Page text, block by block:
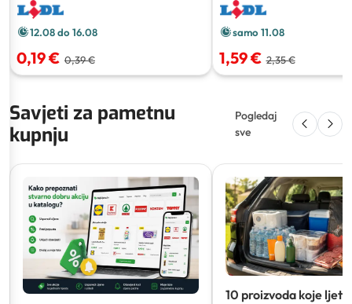
12.08 do 16.08
0,19 € 0,39 €
samo 11.08
1,59 € 2,35 €
Savjeti za pametnu
kupnju
Pogledaj
sve
10 proizvoda koje ljeti